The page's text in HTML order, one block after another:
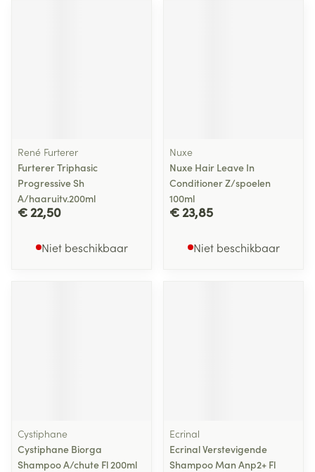
René Furterer
Furterer Triphasic
Progressive Sh
A/haaruitv.200ml
€ 22,50
Niet beschikbaar
Nuxe
Nuxe Hair Leave In
Conditioner Z/spoelen
100ml
€ 23,85
Niet beschikbaar
Cystiphane
Cystiphane Biorga
Shampoo A/chute Fl 200ml
Ecrinal
Ecrinal Verstevigende
Shampoo Man Anp2+ Fl